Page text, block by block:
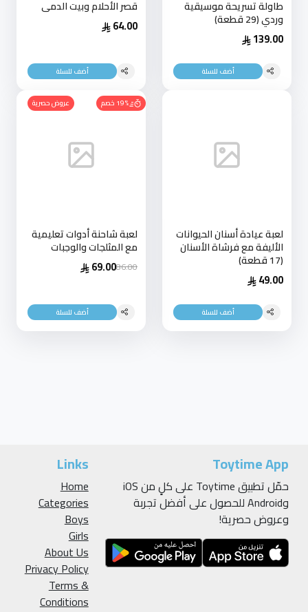
طاولة تسريحة موسيقية
وردي (29 قطعة)
139.00
أضف للسلة
قصر الأحلام وبيت الدمى
64.00
أضف للسلة
لعبة عيادة أسنان الحيوانات
الأليفة مع فرشاة الأسنان
(17 قطعة)
49.00
أضف للسلة
19% خصم عروض حصرية
لعبة شاحنة أدوات تعليمية
مع المثلجات والوجبات
86.00
69.00
أضف للسلة
Toytime App
حمّل تطبيق Toytime على كلٍ من iOS
وAndroid للحصول على أفضل تجربة
وعروض حصرية!
Links
Home
Categories
Boys
Girls
About Us
Privacy Policy
Terms &
Conditions